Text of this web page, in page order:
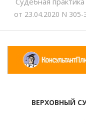
от 23.04.2020 N
ВЕРХОВНЫЙ